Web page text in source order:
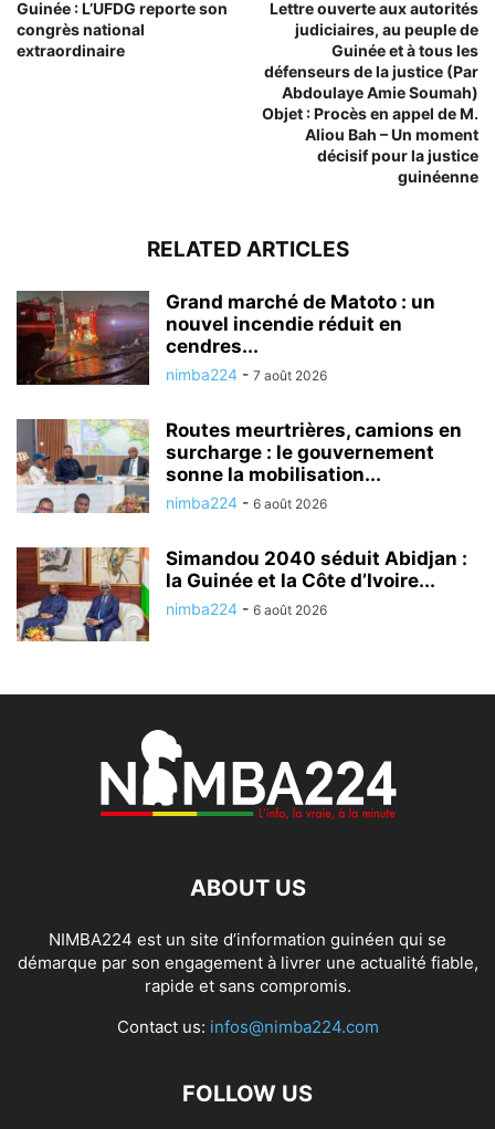
Guinée : L’UFDG reporte son
congrès national
extraordinaire
Lettre ouverte aux autorités
judiciaires, au peuple de
Guinée et à tous les
défenseurs de la justice (Par
Abdoulaye Amie Soumah)
Objet : Procès en appel de M.
Aliou Bah – Un moment
décisif pour la justice
guinéenne
RELATED ARTICLES
Grand marché de Matoto : un
nouvel incendie réduit en
cendres...
nimba224 - 7 août 2026
Routes meurtrières, camions en
surcharge : le gouvernement
sonne la mobilisation...
nimba224 - 6 août 2026
Simandou 2040 séduit Abidjan :
la Guinée et la Côte d’Ivoire...
nimba224 - 6 août 2026
ABOUT US
NIMBA224 est un site d’information guinéen qui se
démarque par son engagement à livrer une actualité fiable,
rapide et sans compromis.
Contact us: infos@nimba224.com
FOLLOW US